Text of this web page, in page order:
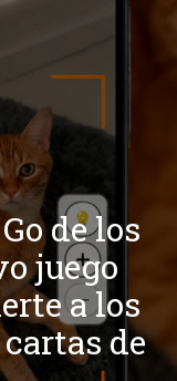
de los
juego
a los
de